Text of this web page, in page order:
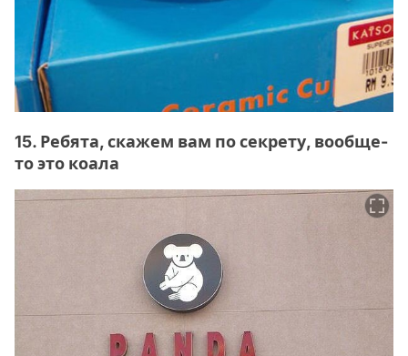
15. Ребята, скажем вам по секрету, вообще-
то это коала